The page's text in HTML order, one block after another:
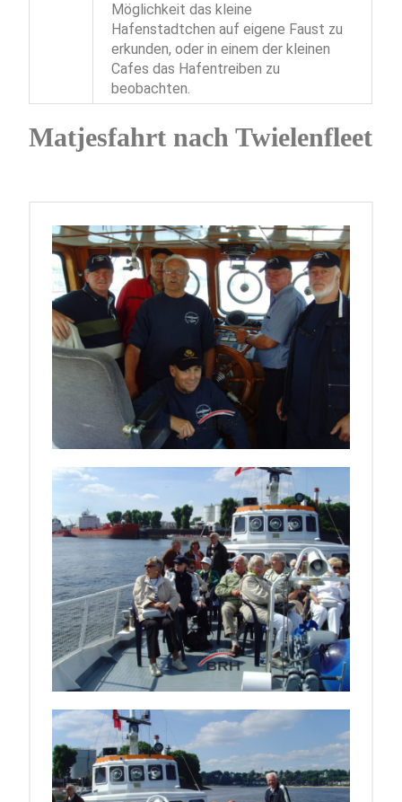
Möglichkeit das kleine
Hafenstadtchen auf eigene Faust zu
erkunden, oder in einem der kleinen
Cafes das Hafentreiben zu
beobachten.
Matjesfahrt nach Twielenfleet